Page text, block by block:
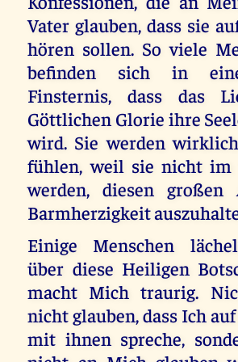
Vater glauben, dass sie
hören sollen. So viele
befinden sich in
Finsternis, dass das
Göttlichen Glorie ihre
wird. Sie werden
fühlen, weil sie nicht im
werden, diesen
Barmherzigkeit
Einige Menschen
über diese Heiligen
macht Mich traurig.
nicht glauben, dass Ich
mit ihnen spreche,